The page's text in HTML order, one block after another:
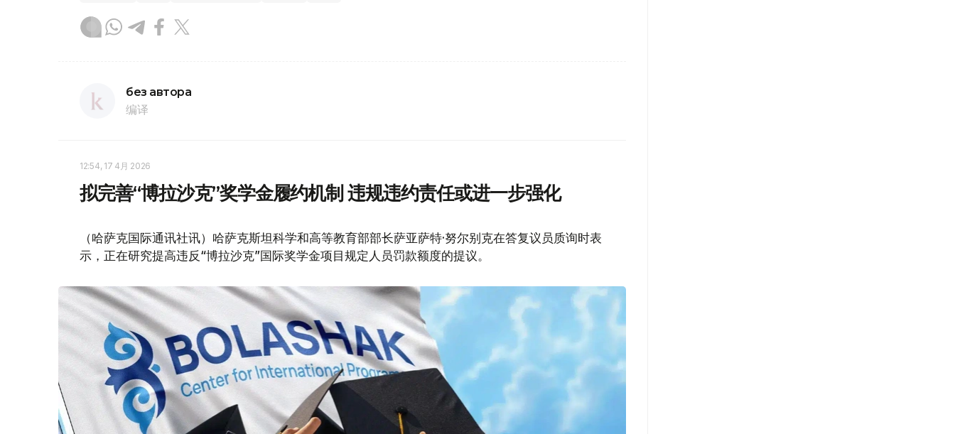
без автора
编译
12:54, 17 4月 2026
拟完善“博拉沙克”奖学金履约机制 违规违约责任或进一步强化
（哈萨克国际通讯社讯）哈萨克斯坦科学和高等教育部部长萨亚萨特·努尔别克在答复议员质询时表
示，正在研究提高违反“博拉沙克”国际奖学金项目规定人员罚款额度的提议。